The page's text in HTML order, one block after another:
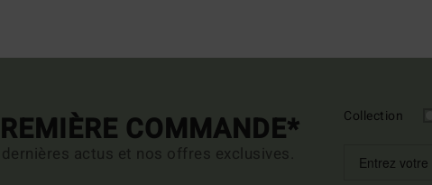
COMMANDE*
actus et nos offres exclusives.
Collection